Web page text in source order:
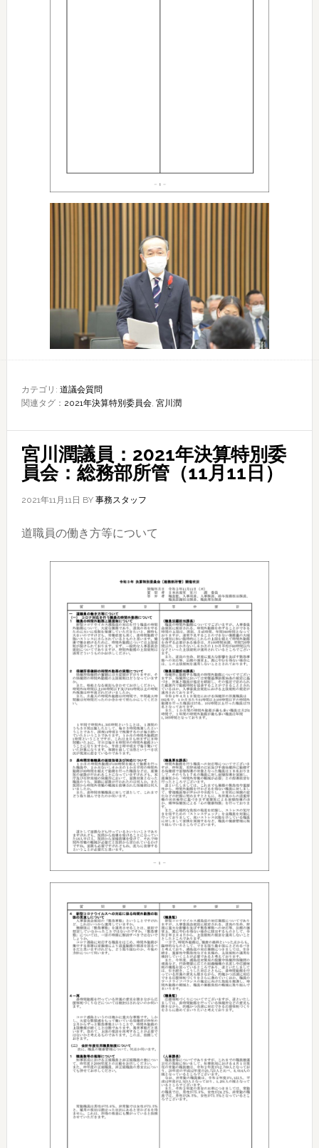
カテゴリ: 道議会質問
関連タグ： 2021年決算特別委員会, 宮川潤
宮川潤議員：2021年決算特別委
員会：総務部所管（11月11日）
2021年11月11日 BY 事務スタッフ
道職員の働き方等について